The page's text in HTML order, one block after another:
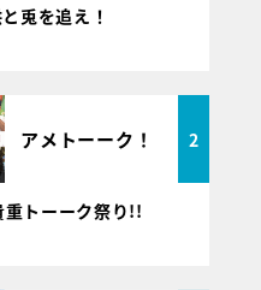
兎を追え！
アメトーーク！ 2
トーーク祭り!!